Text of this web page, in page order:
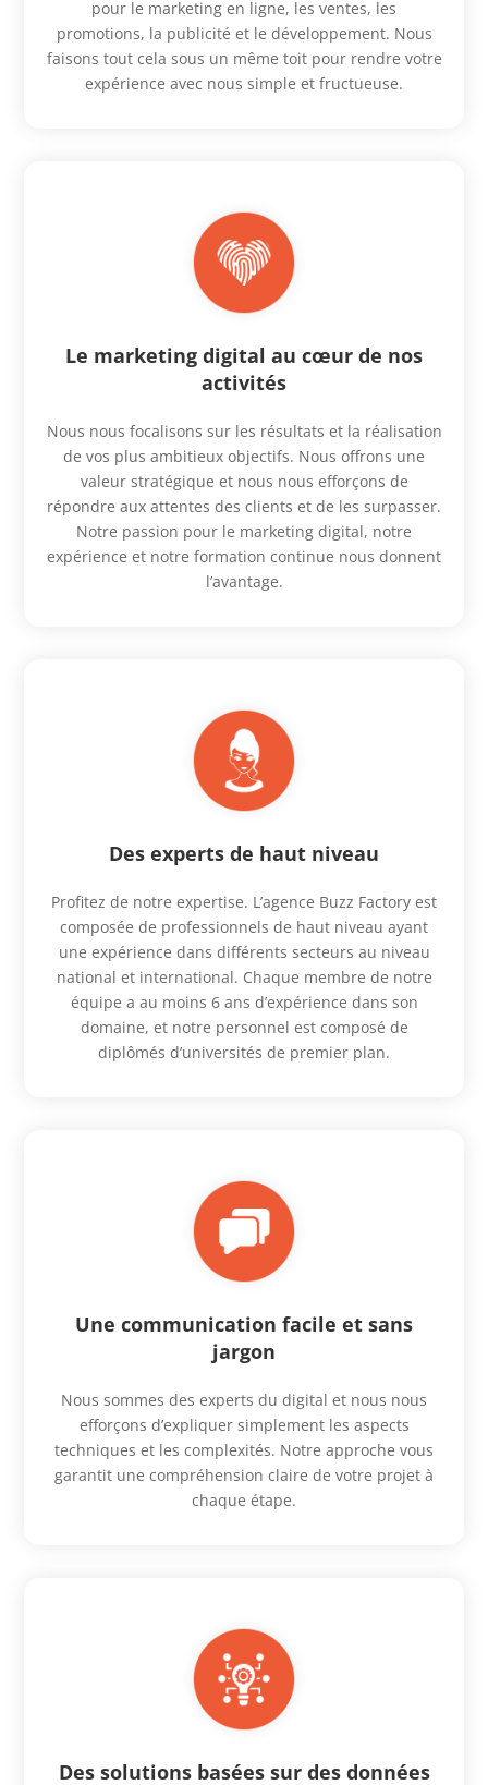
pour le marketing en ligne, les ventes, les
promotions, la publicité et le développement. Nous
faisons tout cela sous un même toit pour rendre votre
expérience avec nous simple et fructueuse.
Le marketing digital au cœur de nos
activités
Nous nous focalisons sur les résultats et la réalisation
de vos plus ambitieux objectifs. Nous offrons une
valeur stratégique et nous nous efforçons de
répondre aux attentes des clients et de les surpasser.
Notre passion pour le marketing digital, notre
expérience et notre formation continue nous donnent
l’avantage.
Des experts de haut niveau
Profitez de notre expertise. L’agence Buzz Factory est
composée de professionnels de haut niveau ayant
une expérience dans différents secteurs au niveau
national et international. Chaque membre de notre
équipe a au moins 6 ans d’expérience dans son
domaine, et notre personnel est composé de
diplômés d’universités de premier plan.
Une communication facile et sans
jargon
Nous sommes des experts du digital et nous nous
efforçons d’expliquer simplement les aspects
techniques et les complexités. Notre approche vous
garantit une compréhension claire de votre projet à
chaque étape.
Des solutions basées sur des données